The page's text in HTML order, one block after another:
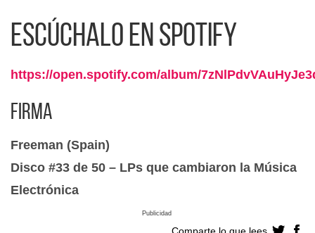
Escúchalo en Spotify
https://open.spotify.com/album/
Firma
Freeman (Spain)
Disco #33 de 50 – LPs que cambiaron la Música
Electrónica
Comparte lo que lees
Publicidad